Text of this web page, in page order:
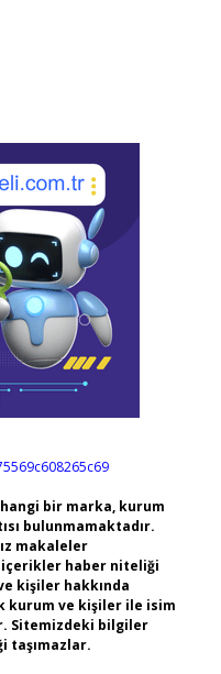
bir marka, kurum
bulunmamaktadır.
makaleler
içerikler haber niteliği
kişiler hakkında
kurum ve kişiler ile isim
Sitemizdeki bilgiler
taşımazlar.